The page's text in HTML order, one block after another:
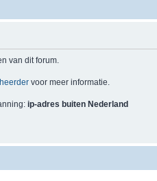
van dit forum.
voor meer informatie.
ip-adres buiten Nederland